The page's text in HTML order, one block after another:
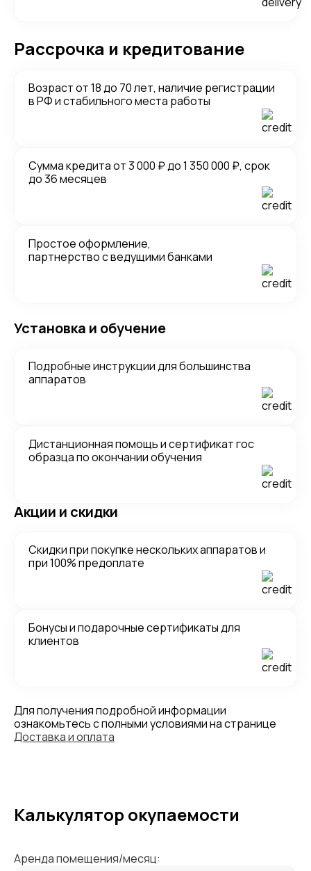
Рассрочка и кредитование
Возраст от 18 до 70 лет, наличие регистрации
в РФ и стабильного места работы
Сумма кредита от 3 000 ₽ до 1 350 000 ₽, срок
до 36 месяцев
Простое оформление,
партнерство с ведущими банками
Установка и обучение
Подробные инструкции для большинства
аппаратов
Дистанционная помощь и сертификат гос
образца по окончании обучения
Акции и скидки
Скидки при покупке нескольких аппаратов и
при 100% предоплате
Бонусы и подарочные сертификаты для
клиентов
Для получения подробной информации
ознакомьтесь с полными условиями на странице
Доставка и оплата
Калькулятор окупаемости
Аренда помещения/месяц: